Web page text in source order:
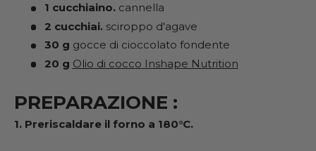
1 cucchiaino. cannella
2 cucchiai. sciroppo d'agave
30 g gocce di cioccolato fondente
20 g Olio di cocco Inshape Nutrition
PREPARAZIONE :
1. Preriscaldare il forno a 180°C.